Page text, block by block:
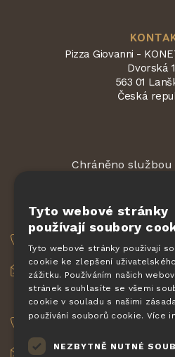
Pizza Giovanni -
Dvorská
563 01
Česká
Chráněno službou
+420 775 560 953
VAŠE
info@pizzagiovanni.cz
DE
Tyto webové stránky
používají soubory
Tyto webové stránky používají
cookie ke zlepšení uživatelského
zážitku. Používáním našich
stránek souhlasíte se všemi
cookie v souladu s našimi
používání souborů cookie. Více
NEZBYTNĚ NUTNÉ